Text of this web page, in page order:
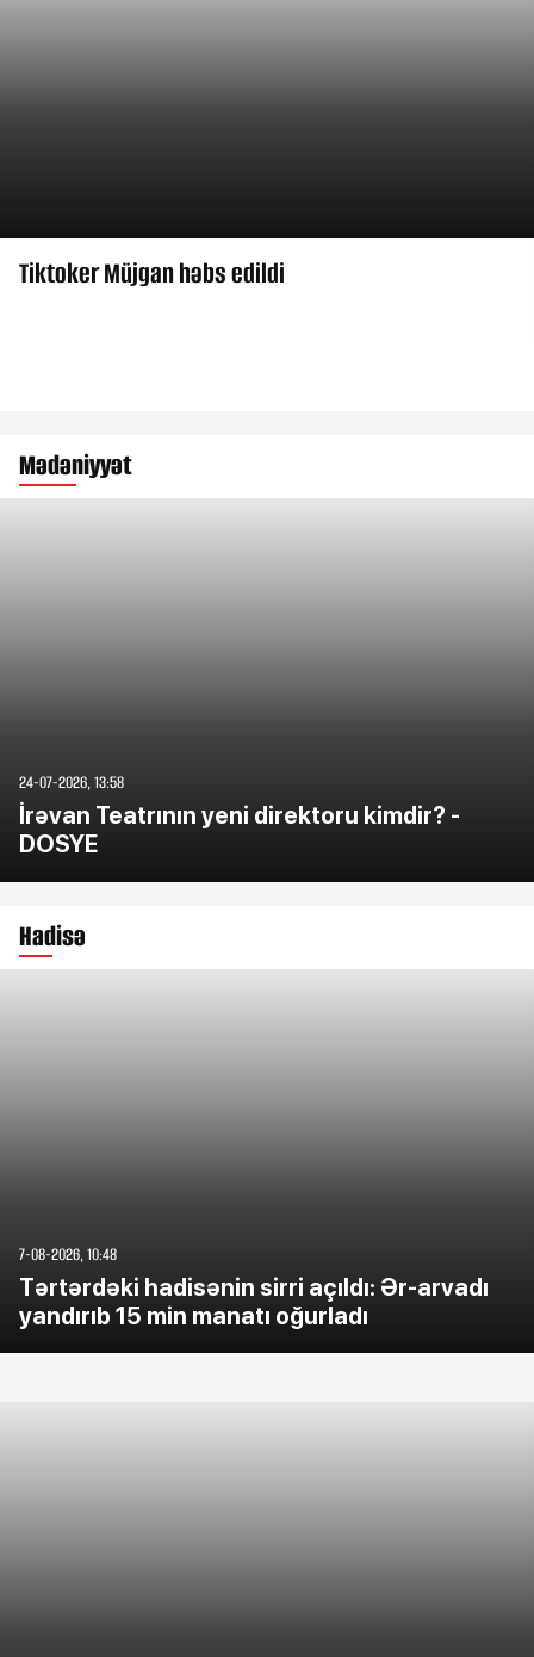
Tiktoker Müjgan həbs edildi
Mədəniyyət
24-07-2026, 13:58
İrəvan Teatrının yeni direktoru kimdir? -
DOSYE
Hadisə
7-08-2026, 10:48
Tərtərdəki hadisənin sirri açıldı: Ər-arvadı
yandırıb 15 min manatı oğurladı